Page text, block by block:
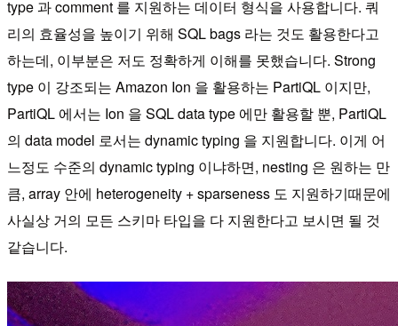
type 과 comment 를 지원하는 데이터 형식을 사용합니다. 쿼
리의 효율성을 높이기 위해 SQL bags 라는 것도 활용한다고
하는데, 이부분은 저도 정확하게 이해를 못했습니다. Strong
type 이 강조되는 Amazon Ion 을 활용하는 PartiQL 이지만,
PartiQL 에서는 Ion 을 SQL data type 에만 활용할 뿐, PartiQL
의 data model 로서는 dynamic typing 을 지원합니다. 이게 어
느정도 수준의 dynamic typing 이냐하면, nesting 은 원하는 만
큼, array 안에 heterogeneity + sparseness 도 지원하기때문에
사실상 거의 모든 스키마 타입을 다 지원한다고 보시면 될 것
같습니다.